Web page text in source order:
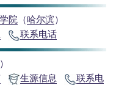
院 （哈尔滨）
联系电话
）
生源信息
联系电